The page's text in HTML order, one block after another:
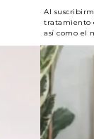
Al
tratamiento
así como el